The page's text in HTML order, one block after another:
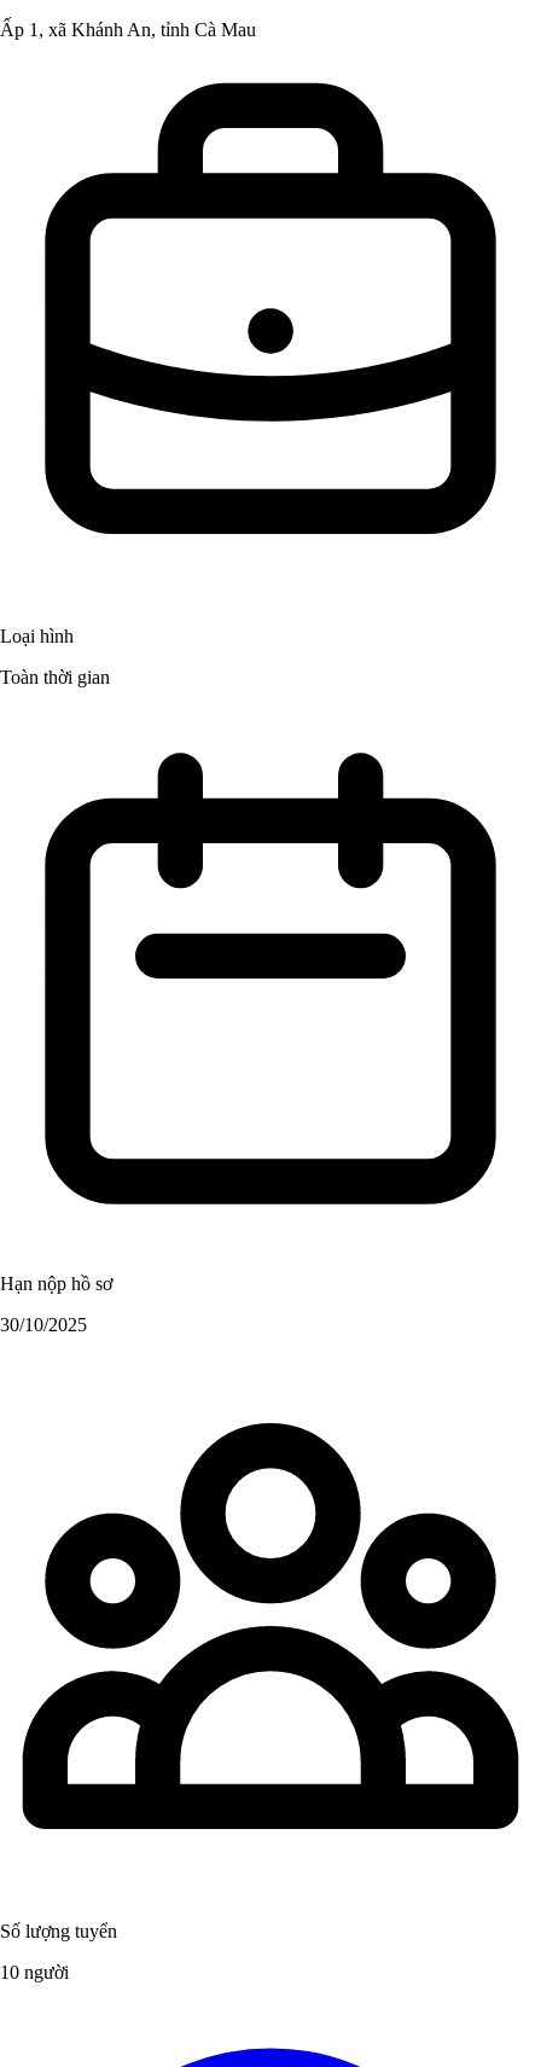
Ấp 1, xã Khánh An, tỉnh Cà Mau
Loại hình
Toàn thời gian
Hạn nộp hồ sơ
30/10/2025
Số lượng tuyển
10 người